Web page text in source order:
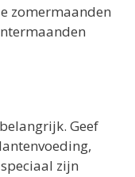
zomermaanden
Geef
zijn